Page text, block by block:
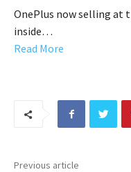
OnePlus now selling at
inside…
Read More
Previous article